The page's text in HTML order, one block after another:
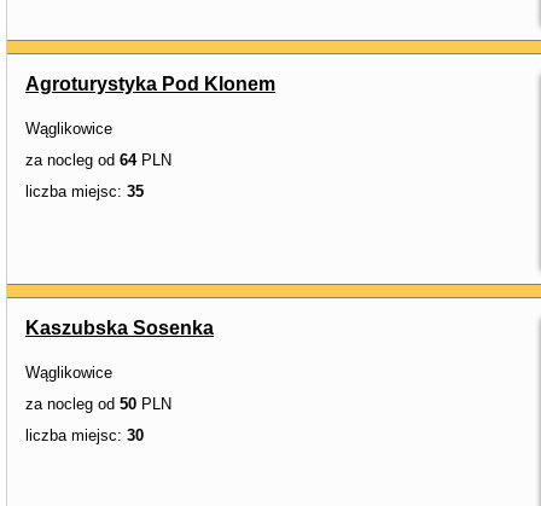
Agroturystyka Pod Klonem
Wąglikowice
za nocleg od 64PLN
liczba miejsc: 35
Kaszubska Sosenka
Wąglikowice
za nocleg od 50 PLN
liczba miejsc: 30